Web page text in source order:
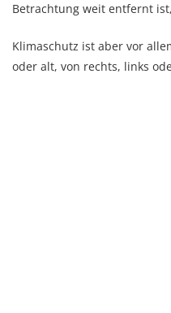
Betrachtung weit entfernt
Klimaschutz ist aber vor
oder alt, von rechts, links